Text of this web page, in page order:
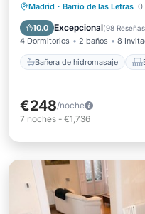
Madrid · Barrio de las Letras
10.0 Excepcional(98 Reseñas
4 Dormitorios 2 baños 8
Bañera de hidromasaje
Bañera de
Cocina
€248/noche
7 noches - €1,736